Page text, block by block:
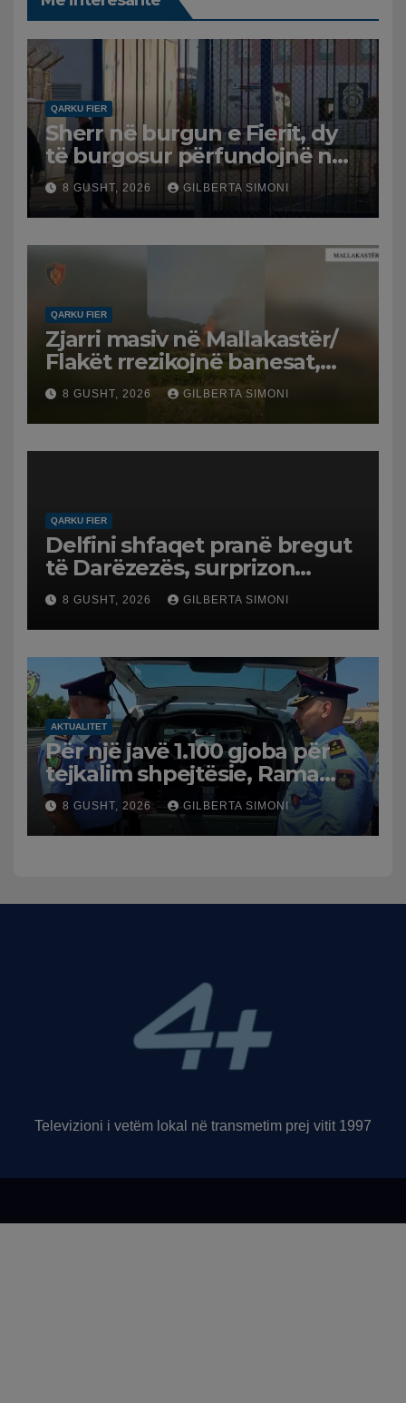
QARKU FIER
Sherr në burgun e Fierit, dy
të burgosur përfundojnë në
spital
8 GUSHT, 2026 GILBERTA SIMONI
QARKU FIER
Zjarri masiv në Mallakastër/
Flakët rrezikojnë banesat,
Policia evakuon disa familje
në Koilac
8 GUSHT, 2026 GILBERTA SIMONI
QARKU FIER
Delfini shfaqet pranë bregut
të Darëzezës, surprizon
pushuesit dhe banorët
8 GUSHT, 2026 GILBERTA SIMONI
AKTUALITET
Për një javë 1.100 gjoba për
tejkalim shpejtësie, Rama
publikon videon: Kamerat e
trafikut së shpejti në
funksion
8 GUSHT, 2026 GILBERTA SIMONI
Televizioni i vetëm lokal në transmetim prej vitit 1997